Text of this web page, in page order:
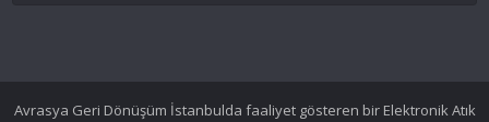
Avrasya Geri Dönüşüm İstanbulda faaliyet gösteren bir Elektronik Atık